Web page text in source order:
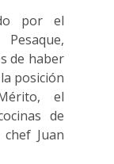
por el
de haber
posición
el
de
Juan